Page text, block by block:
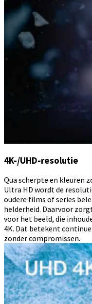
4K-/UHD-resolutie
Qua scherpte en kleuren
Ultra HD wordt de
oudere films of series
helderheid. Daarvoor
voor het beeld, die
4K. Dat betekent
zonder compromissen.